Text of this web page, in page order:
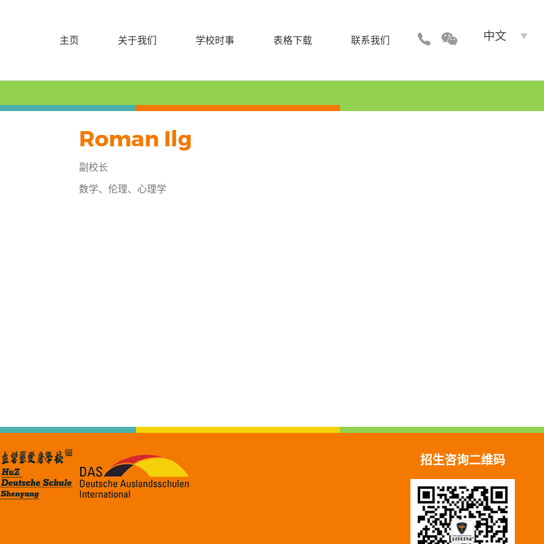
主页 关于我们 学校时事 表格下载 联系我们 中文
Roman Ilg
副校长
数学、伦理、心理学
招生咨询二维码